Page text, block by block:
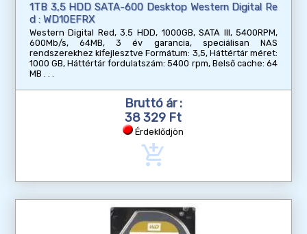
1TB 3,5 HDD SATA-600 Desktop Western Digital Re
d : WD10EFRX
Western Digital Red, 3.5 HDD, 1000GB, SATA III, 5400RPM,
600Mb/s, 64MB, 3 év garancia, speciálisan NAS
rendszerekhez kifejlesztve Formátum: 3,5, Háttértár méret:
1000 GB, Háttértár fordulatszám: 5400 rpm, Belső cache: 64
MB
Bruttó ár :
38 329 Ft
Érdeklődjön
add_shopping_cart